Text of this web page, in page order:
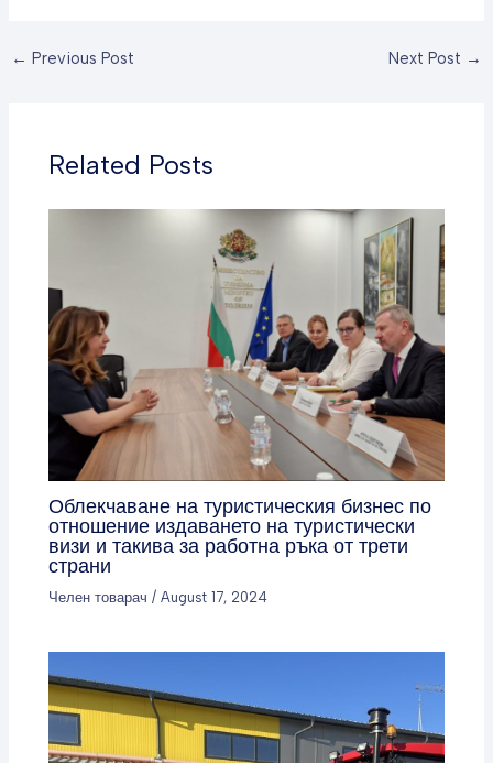
← Previous Post Next Post →
Related Posts
Облекчаване на туристическия бизнес по
отношение издаването на туристически
визи и такива за работна ръка от трети
страни
Челен товарач /August 17, 2024